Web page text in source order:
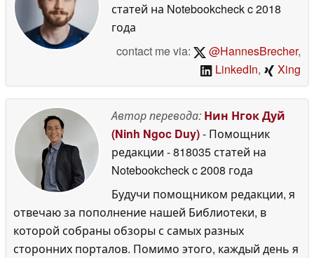
статей на Notebookcheckc 2018
года
contact me via:
@HannesBrecher,
LinkedIn, Xing
Автор перевода: Нин Нгок Дуй
(Ninh Ngoc Duy)- Помощник
редакции - 818035 статей на
Notebookcheckc 2008 года
Будучи помощником редакции, я
отвечаю за пополнение нашей Библиотеки, в
которой собраны обзоры с самых разных
сторонних порталов. Помимо этого, каждый день я